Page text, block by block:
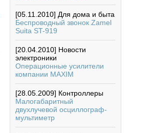
[05.11.2010] Для дома и быта
Беспроводный звонок Zamel
Suita ST-919
[20.04.2010] Новости
электроники
Операционные усилители
компании MAXIM
[28.05.2009] Контроллеры
Малогабаритный
двухлучевой осциллограф-
мультиметр